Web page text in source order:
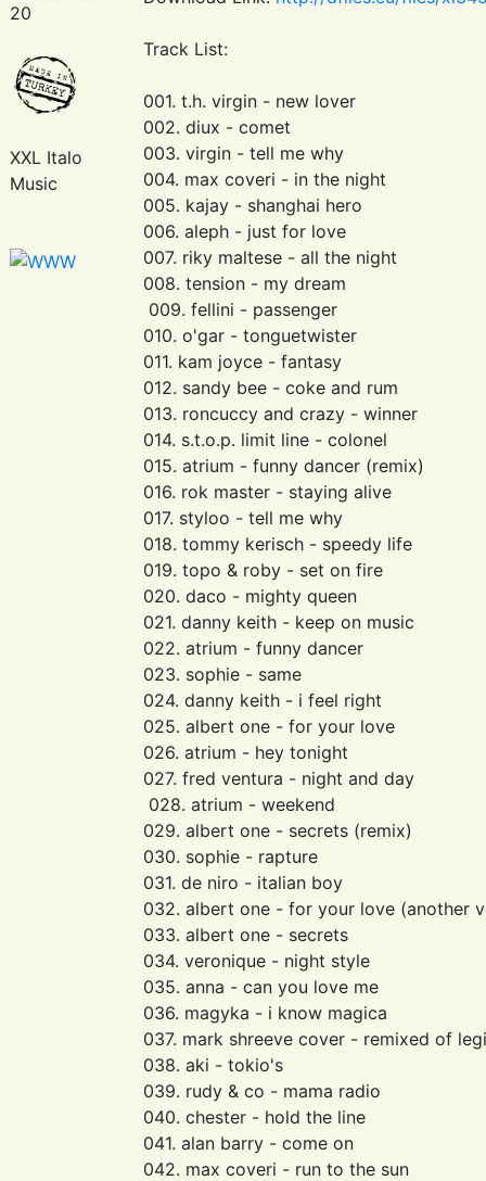
20
XXL Italo
Music
Track List:
001. t.h. virgin - new lover
002. diux - comet
003. virgin - tell me why
004. max coveri - in the night
005. kajay - shanghai hero
006. aleph - just for love
007. riky maltese - all the night
008. tension - my dream
009. fellini - passenger
010. o'gar - tonguetwister
011. kam joyce - fantasy
012. sandy bee - coke and rum
013. roncuccy and crazy - winner
014. s.t.o.p. limit line - colonel
015. atrium - funny dancer (remix)
016. rok master - staying alive
017. styloo - tell me why
018. tommy kerisch - speedy life
019. topo & roby - set on fire
020. daco - mighty queen
021. danny keith - keep on music
022. atrium - funny dancer
023. sophie - same
024. danny keith - i feel right
025. albert one - for your love
026. atrium - hey tonight
027. fred ventura - night and day
028. atrium - weekend
029. albert one - secrets (remix)
030. sophie - rapture
031. de niro - italian boy
032. albert one - for your love (another
033. albert one - secrets
034. veronique - night style
035. anna - can you love me
036. magyka - i know magica
037. mark shreeve cover - remixed of
038. aki - tokio's
039. rudy & co - mama radio
040. chester - hold the line
041. alan barry - come on
042. max coveri - run to the sun